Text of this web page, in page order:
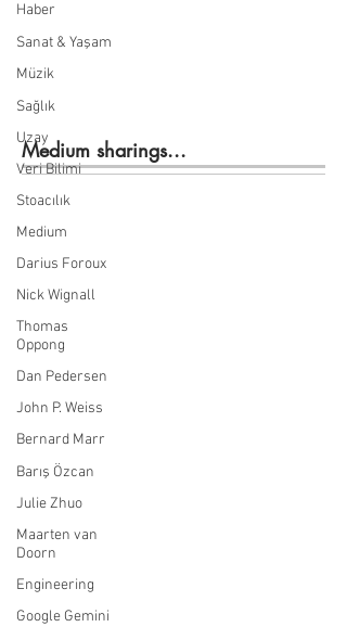
Haber
Sanat & Yaşam
Müzik
Sağlık
Uzay
Veri Bilimi
Stoacılık
Medium
Darius Foroux
Nick Wignall
Thomas
Oppong
Dan Pedersen
John P. Weiss
Bernard Marr
Barış Özcan
Julie Zhuo
Maarten van
Doorn
Engineering
Google Gemini
Medium sharings...